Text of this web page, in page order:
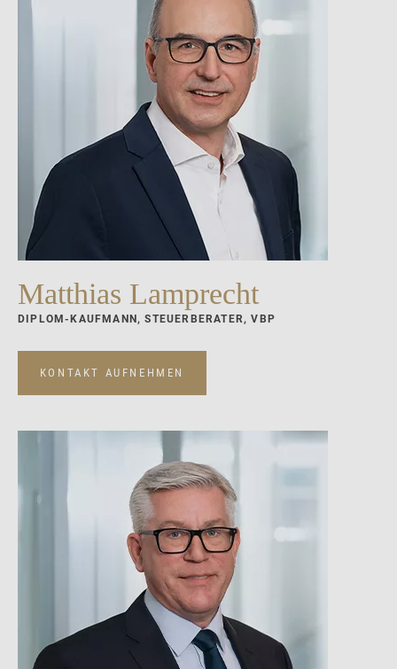
Matthias Lamprecht
DIPLOM-KAUFMANN, STEUERBERATER, VBP
KONTAKT AUFNEHMEN